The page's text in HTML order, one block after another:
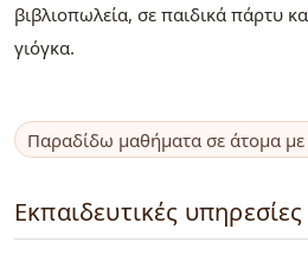
βιβλιοπωλεία, σε παιδικά πάρτυ
γιόγκα.
Παραδίδω μαθήματα σε άτομα με
Εκπαιδευτικές υπηρεσίες